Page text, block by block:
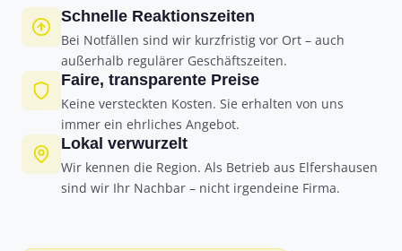
Schnelle Reaktionszeiten
Bei Notfällen sind wir kurzfristig vor Ort – auch
außerhalb regulärer Geschäftszeiten.
Faire, transparente Preise
Keine versteckten Kosten. Sie erhalten von uns
immer ein ehrliches Angebot.
Lokal verwurzelt
Wir kennen die Region. Als Betrieb aus Elfershausen
sind wir Ihr Nachbar – nicht irgendeine Firma.